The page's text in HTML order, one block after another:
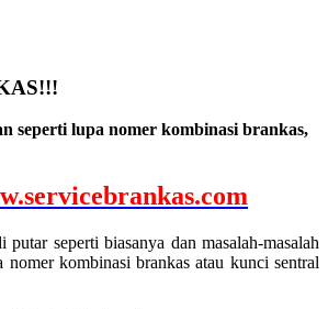
seperti lupa nomer kombinasi brankas,
seperti biasanya dan masalah-masalah
kombinasi brankas atau kunci sentral